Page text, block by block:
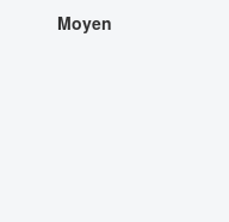
Moyen